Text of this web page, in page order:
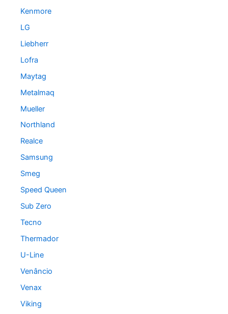
Kenmore
LG
Liebherr
Lofra
Maytag
Metalmaq
Mueller
Northland
Realce
Samsung
Smeg
Speed Queen
Sub Zero
Tecno
Thermador
U-Line
Venâncio
Venax
Viking